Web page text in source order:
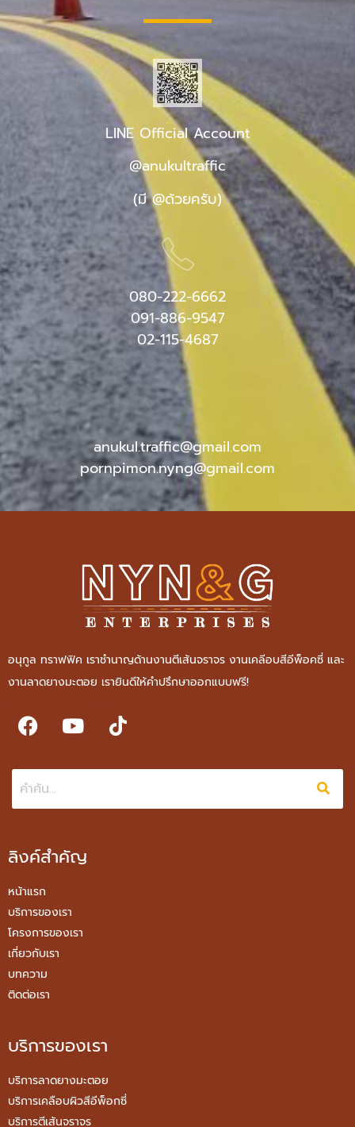
LINE Official Account
@anukultraffic
(มี @ด้วยครับ)
080-222-6662
091-886-9547
02-115-4687
anukul.traffic@gmail.com
pornpimon.nyng@gmail.com
อนุกูล ทราฟฟิค เราชำนาญด้านงานตีเส้นจราจร งานเคลีอบสีอีพ็อคซี่ และ
งานลาดยางมะตอย เรายินดีให้คำปรึกษาออกแบบฟรี!
ลิงค์สำคัญ
หน้าแรก
โครงการของเรา
เกี่ยวกับเรา
ติดต่อเรา
บริการของเรา
บริการเคลือบผิวสีอีพ็อกซี่
บริการตีเส้นจราจร